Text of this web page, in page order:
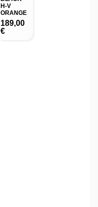
H-V
ORANGE
189,00
€